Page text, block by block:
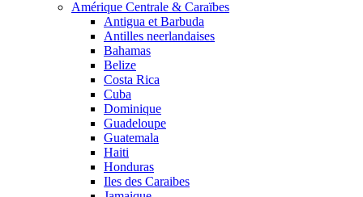
Amérique Centrale & Caraïbes
Antigua et Barbuda
Antilles neerlandaises
Bahamas
Belize
Costa Rica
Cuba
Dominique
Guadeloupe
Guatemala
Haiti
Honduras
Iles des Caraibes